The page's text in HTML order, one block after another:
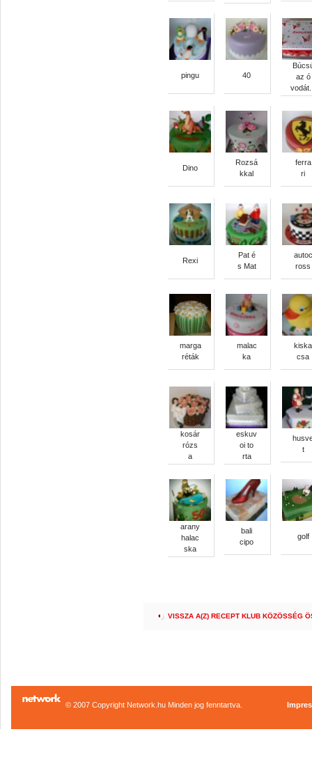
pingu 40
az ó
Dino
Rozsá
kkal
ferra
ri
Rexi
Pat é
s Mat
autoc
ross
marga
réták
malac
ka
kiska
csa
kosár
rózs
a
eskuv
oi to
rta
t
arany
halac
ska
bali
cipo
golf
VISSZA A(Z) RECEPT KLUB KÖZÖSSÉG
© 2007 Copyright Network.hu Minden jog fenntartva.